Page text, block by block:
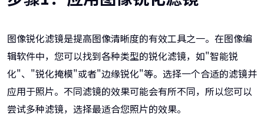
图像锐化滤镜是提高图像清晰度的有效工具之一。在图像编
辑软件中，您可以找到各种类型的锐化滤镜，如"智能锐
化"、"锐化掩模"或者"边缘锐化"等。选择一个合适的滤镜并
应用于照片。不同滤镜的效果可能会有所不同，所以您可以
尝试多种滤镜，选择最适合您照片的效果。